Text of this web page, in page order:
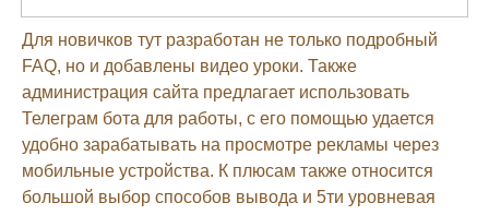
Для новичков тут разработан не только подробный
FAQ, но и добавлены видео уроки. Также
администрация сайта предлагает использовать
Телеграм бота для работы, с его помощью удается
удобно зарабатывать на просмотре рекламы через
мобильные устройства. К плюсам также относится
большой выбор способов вывода и 5ти уровневая